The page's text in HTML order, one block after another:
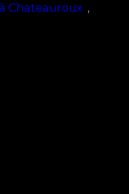
Chateauroux ,